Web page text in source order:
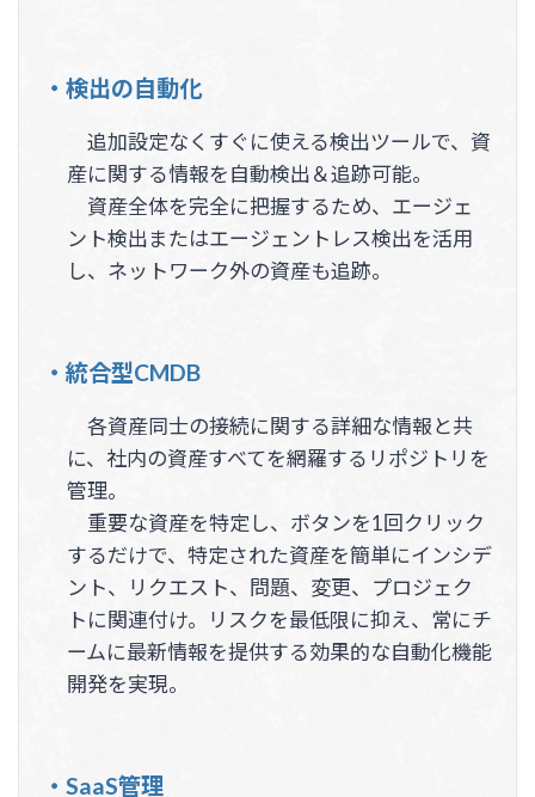
・検出の自動化
追加設定なくすぐに使える検出ツールで、資
産に関する情報を自動検出＆追跡可能。
資産全体を完全に把握するため、エージェ
ント検出またはエージェントレス検出を活用
し、ネットワーク外の資産も追跡。
・統合型CMDB
各資産同士の接続に関する詳細な情報と共
に、社内の資産すべてを網羅するリポジトリを
管理。
重要な資産を特定し、ボタンを1回クリック
するだけで、特定された資産を簡単にインシデ
ント、リクエスト、問題、変更、プロジェク
トに関連付け。リスクを最低限に抑え、常にチ
ームに最新情報を提供する効果的な自動化機能
開発を実現。
・SaaS管理